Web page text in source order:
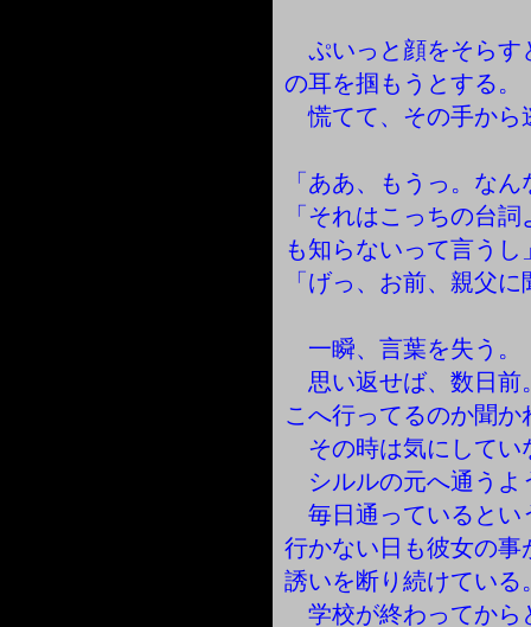
ぷいっと顔をそらす
の耳を掴もうとする。
慌てて、その手から
「ああ、もうっ。な
「それはこっちの台
も知らないって言うし
「げっ、お前、親父
一瞬、言葉を失う。
思い返せば、数日前
こへ行ってるのか聞
その時は気にしてい
シルルの元へ通うよ
毎日通っているとい
行かない日も彼女の
誘いを断り続けている
学校が終わってから